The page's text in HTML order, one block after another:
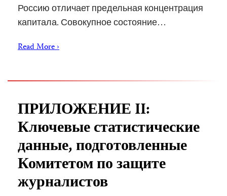
Россию отличает предельная концентрация
капитала. Совокупное состояние…
Read More ›
ПРИЛОЖЕНИЕ II:
Ключевые статистические
данные, подготовленные
Комитетом по защите
журналистов